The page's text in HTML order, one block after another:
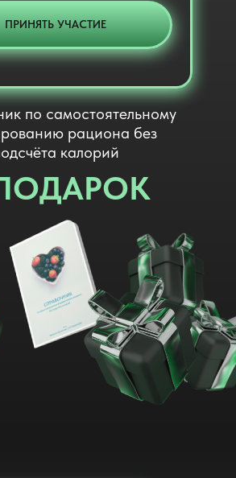
ПРИНЯТЬ УЧАСТИЕ
по самостоятельному
рациона без
калорий